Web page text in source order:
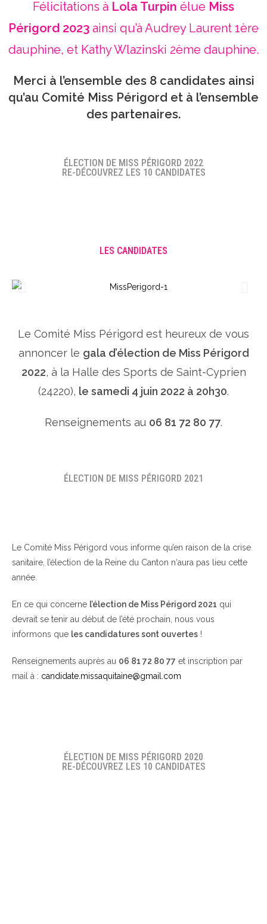
Félicitations à Lola Turpin élue Miss
Périgord 2023 ainsi qu’à Audrey Laurent 1ère
dauphine, et Kathy Wlazinski 2ème dauphine.
Merci à l’ensemble des 8 candidates ainsi
qu’au Comité Miss Périgord et à l’ensemble
des partenaires.
ÉLECTION DE MISS PÉRIGORD 2022
RE-DÉCOUVREZ LES 10 CANDIDATES
LES CANDIDATES
Le Comité Miss Périgord est heureux de vous
annoncer le gala d’élection de Miss Périgord
2022, à la Halle des Sports de Saint-Cyprien
(24220), le samedi 4 juin 2022 à 20h30.
Renseignements au 06 81 72 80 77.
ÉLECTION DE MISS PÉRIGORD 2021
Le Comité Miss Périgord vous informe qu’en raison de la crise
sanitaire, l’élection de la Reine du Canton n‘aura pas lieu cette
année.
En ce qui concerne l’élection de Miss Périgord 2021 qui
devrait se tenir au début de l’été prochain, nous vous
informons que les candidatures sont ouvertes !
Renseignements auprès au 06 81 72 80 77 et inscription par
mail à : candidate.missaquitaine@gmail.com
ÉLECTION DE MISS PÉRIGORD 2020
RE-DÉCOUVREZ LES 10 CANDIDATES